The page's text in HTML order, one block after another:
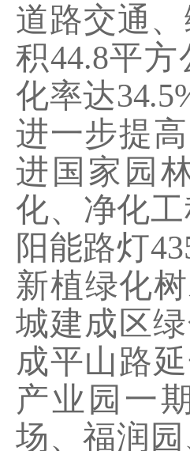
道路交通
积44.8平方
化率达
进一步提
进国家园
化、净化工
阳能路灯
新植绿化
城建成区
成平山路
产业园一
场、福润